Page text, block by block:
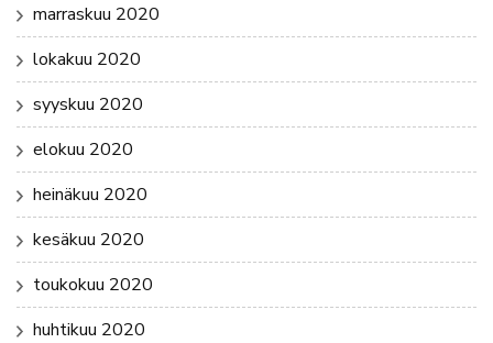
marraskuu 2020
lokakuu 2020
syyskuu 2020
elokuu 2020
heinäkuu 2020
kesäkuu 2020
toukokuu 2020
huhtikuu 2020